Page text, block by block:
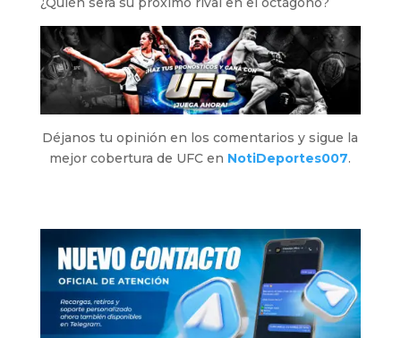
Déjanos tu opinión en los comentarios y sigue la
mejor cobertura de UFC en NotiDeportes007.